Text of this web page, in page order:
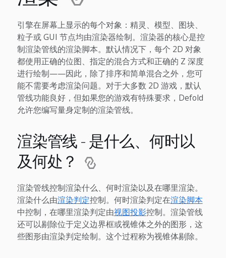
引擎在屏幕上显示的每个对象：精灵、模型、图块、
粒子或 GUI 节点均由渲染器绘制。渲染器的核心是控
制渲染管线的渲染脚本。默认情况下，每个 2D 对象
都使用正确的位图、指定的混合方式和正确的 Z 深度
进行绘制——因此，除了排序和简单混合之外，您可
能不需要考虑渲染问题。对于大多数 2D 游戏，默认
管线功能良好，但如果您的游戏有特殊要求，Defold
允许您编写量身定制的渲染管线。
渲染管线 - 是什么、何时以
及何处？
渲染管线控制渲染什么、何时渲染以及在哪里渲染。
渲染什么由渲染判定控制。何时渲染判定在渲染脚本
中控制，在哪里渲染判定由视图投影控制。渲染管线
还可以剔除位于定义边界框或视锥体之外的图形，这
些图形由渲染判定绘制。这个过程称为视锥体剔除。